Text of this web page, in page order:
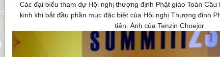
Các đại biểu tham dự Hội nghị thượng định Phật giáo Toàn
kinh khi bắt đầu phần mục đặc biệt của Hội nghị Thượng đỉnh
tiên. Ảnh của Tenzin Choejor